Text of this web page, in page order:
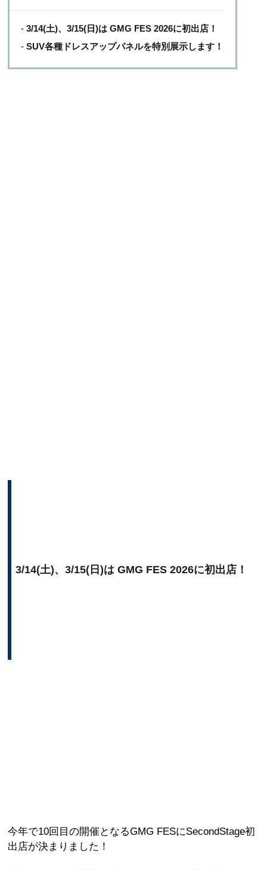
3/14(土)、3/15(日)は GMG FES 2026に初出店！
SUV各種ドレスアップパネルを特別展示します！
3/14(土)、3/15(日)は GMG FES 2026に初出店！
今年で10回目の開催となるGMG FESにSecondStage初
出店が決まりました！